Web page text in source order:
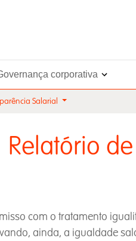
corporativa
Salarial
Relatório
com o tratamento
ainda, a igualdade